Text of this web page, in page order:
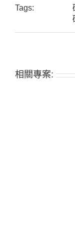
Tags:
相關專案: